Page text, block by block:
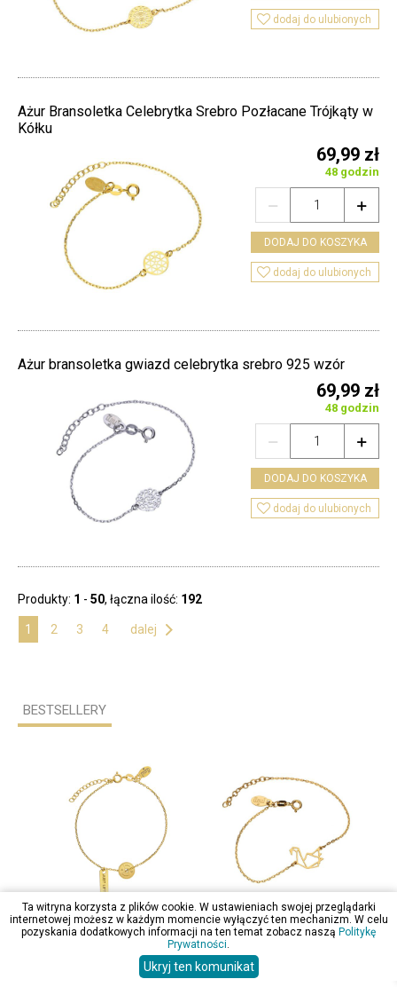
 dodaj do ulubionych
Ażur Bransoletka Celebrytka Srebro Pozłacane Trójkąty w
Kółku
69,99 zł
48 godzin


DODAJ DO KOSZYKA
 dodaj do ulubionych
Ażur bransoletka gwiazd celebrytka srebro 925 wzór
69,99 zł
48 godzin


DODAJ DO KOSZYKA
 dodaj do ulubionych
Produkty: 1 - 50, łączna ilość: 192
1 2 3 4 dalej 
BESTSELLERY
21,99 zł
Bransoletka Gwiazd Celebrytka Srebro Pozłacane Talerz JUST LIFT Fitness
60,99 zł
Ta witryna korzysta z plików cookie. W ustawieniach swojej przeglądarki
internetowej możesz w każdym momencie wyłączyć ten mechanizm. W celu
pozyskania dodatkowych informacji na ten temat zobacz naszą Politykę
Prywatności.
Ukryj ten komunikat